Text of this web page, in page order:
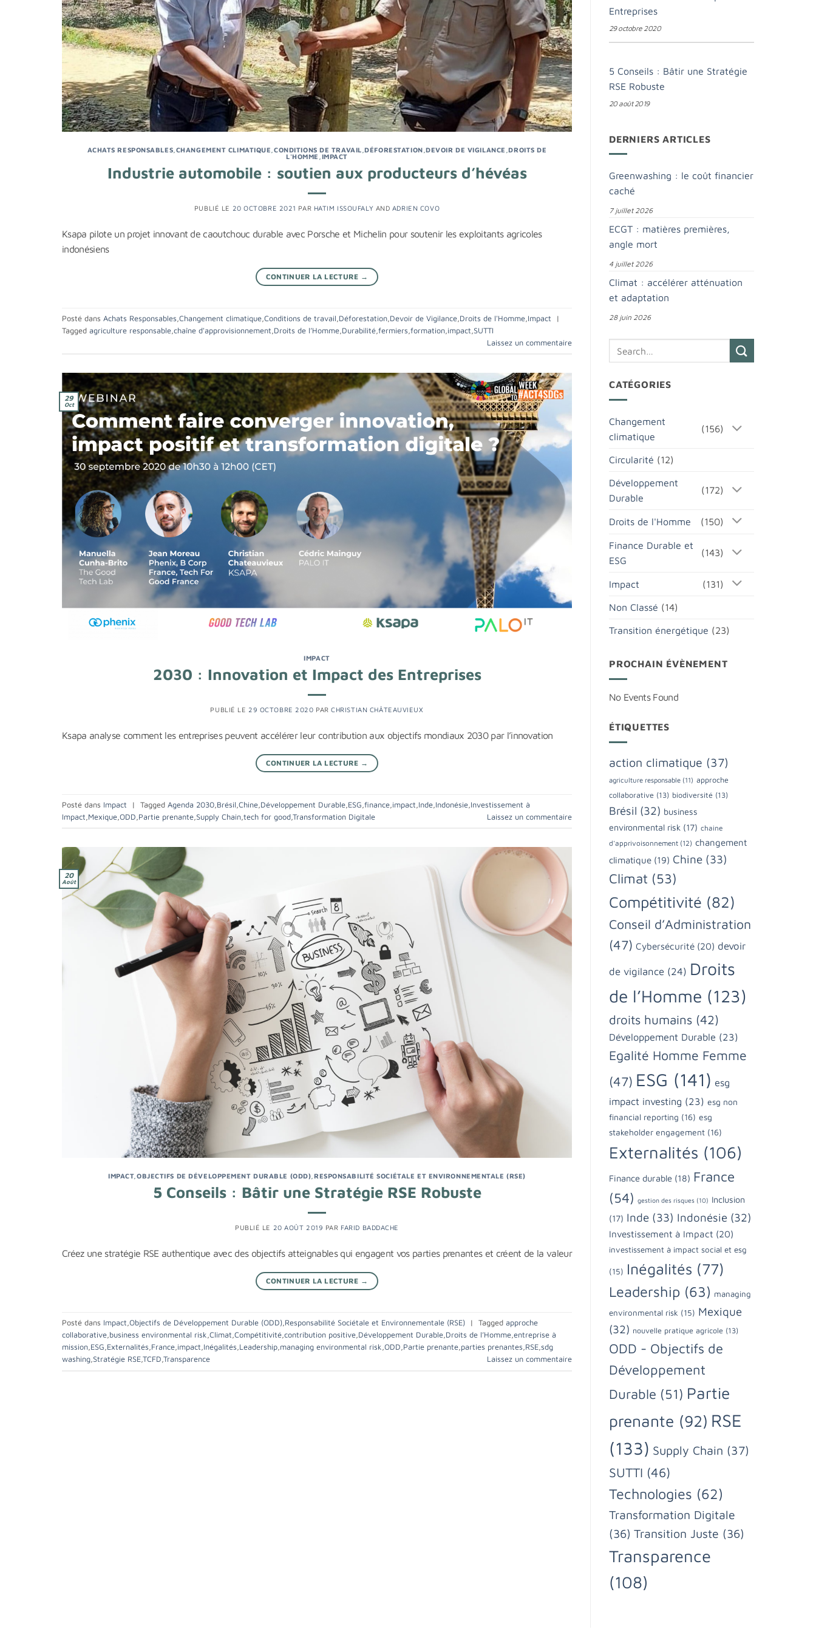
ACHATS RESPONSABLES CHANGEMENT CLIMATIQUE ,CONDITIONS DE TRAVAIL ,DÉFORESTATION ,DEVOIR DE VIGILANCE ,DROITS DE
L'HOMME IMPACT
Industrie automobile : soutien aux producteurs d’hévéas
PUBLIÉ LE 20 OCTOBRE 2021 PAR HATIM ISSOUFALY AND ADRIEN COVO
Ksapa pilote un projet innovant de caoutchouc durable avec Porsche et Michelin pour soutenir les exploitants agricoles
indonésiens
CONTINUER LA LECTURE →
Posté dans Achats Responsables Changement climatique Conditions de travail Déforestation Devoir de Vigilance Droits de l'Homme Impact
|
Tagged agriculture responsable chaîne d'approvisionnement Droits de l’Homme Durabilité fermiers formation impact SUTTI
Laissez un commentaire
29
Oct
IMPACT
2030 : Innovation et Impact des Entreprises
PUBLIÉ LE 29 OCTOBRE 2020 PARCHRISTIAN CHÂTEAUVIEUX
Ksapa analyse comment les entreprises peuvent accélérer leur contribution aux objectifs mondiaux 2030 par l’innovation
CONTINUER LA LECTURE →
Posté dans Impact | Tagged Agenda 2030 Brésil Chine Développement Durable ESG finance impact Inde Indonésie Investissement à
Impact Mexique ODD Partie prenante Supply Chain tech for good Transformation Digitale Laissez un commentaire
20
Août
IMPACT, OBJECTIFS DE DÉVELOPPEMENT DURABLE (ODD) RESPONSABILITÉ SOCIÉTALE ET ENVIRONNEMENTALE (RSE)
5 Conseils : Bâtir une Stratégie RSE Robuste
PUBLIÉ LE 20 AOÛT 2019 PAR FARID BADDACHE
Créez une stratégie RSE authentique avec des objectifs atteignables qui engagent vos parties prenantes et créent de la valeur
CONTINUER LA LECTURE →
Posté dans Impact Objectifs de Développement Durable (ODD) Responsabilité Sociétale et Environnementale (RSE) | Tagged approche
collaborative business environmental risk Climat Compétitivité contribution positive Développement Durable Droits de l’Homme entreprise à
mission ESG Externalités France impact Inégalités Leadership managing environmental risk ODD Partie prenante parties prenantes RSE sdg
washing Stratégie RSE TCFD Transparence Laissez un commentaire
Entreprises
29 octobre 2020
5 Conseils : Bâtir une Stratégie
RSE Robuste
20 août 2019
DERNIERS ARTICLES
Greenwashing : le coût financier
caché
7 juillet 2026
ECGT : matières premières,
angle mort
4 juillet 2026
Climat : accélérer atténuation
et adaptation
28 juin 2026
CATÉGORIES
Changement
climatique
(156)
Circularité (12)
Développement
Durable
(172)
Droits de l'Homme (150)
Finance Durable et
ESG
(143)
Impact (131)
Non Classé (14)
Transition énergétique (23)
PROCHAIN ÉVÈNEMENT
No Events Found
ÉTIQUETTES
action climatique (37)
agriculture responsable (11) approche
collaborative (13) biodiversité (13)
Brésil (32) business
environmental risk (17) chaine
d'apprivoisonnement (12) changement
climatique (19) Chine (33)
Climat (53)
Compétitivité (82)
Conseil d’Administration
(47) Cybersécurité (20) devoir
de vigilance (24) Droits
de l’Homme (123)
droits humains (42)
Développement Durable (23)
Egalité Homme Femme
(47) ESG (141) esg
impact investing (23) esg non
financial reporting (16) esg
stakeholder engagement (16)
Externalités (106)
Finance durable (18) France
(54) gestion des risques (10) Inclusion
(17) Inde (33) Indonésie (32)
Investissement à Impact (20)
investissement à impact social et esg
(15) Inégalités (77)
Leadership (63) managing
environmental risk (15) Mexique
(32) nouvelle pratique agricole (13)
ODD - Objectifs de
Développement
Durable (51) Partie
prenante (92) RSE
(133) Supply Chain (37)
SUTTI (46)
Technologies (62)
Transformation Digitale
(36) Transition Juste (36)
Transparence
(108)